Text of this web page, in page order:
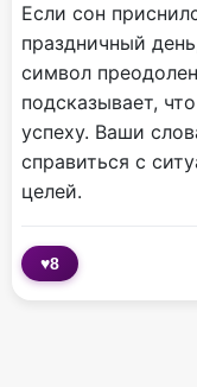
Если сон
праздничный
символ
подсказывает,
успеху. Ваши
справиться с
целей.
♥8